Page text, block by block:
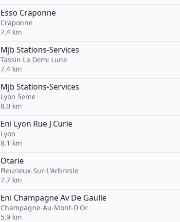
Esso Craponne
Craponne
7,4 km
Mjb Stations-Services
Tassin La Demi Lune
7,4 km
Mjb Stations-Services
Lyon 5eme
8,0 km
Eni Lyon Rue J Curie
Lyon
8,1 km
Otarie
Fleurieux-Sur-L'Arbresle
7,7 km
Eni Champagne Av De Gaulle
Champagne-Au-Mont-D'Or
5,9 km